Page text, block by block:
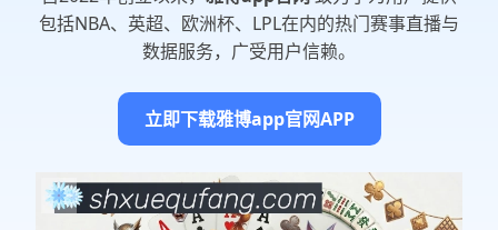
包括NBA、英超、欧洲杯、LPL在内的热门赛事直播与
数据服务，广受用户信赖。
立即下载雅博app官网APP